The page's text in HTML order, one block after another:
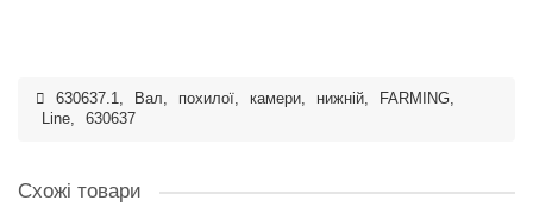
630637.1, Вал, похилої, камери, нижній, FARMING,
Line, 630637
Схожі товари